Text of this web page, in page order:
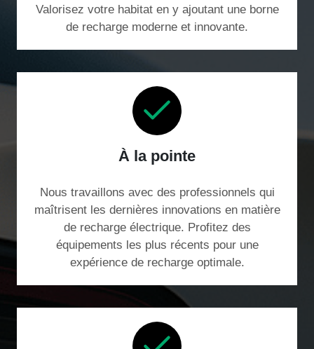
Valorisez votre habitat en y ajoutant une borne
de recharge moderne et innovante.
À la pointe
Nous travaillons avec des professionnels qui
maîtrisent les dernières innovations en matière
de recharge électrique. Profitez des
équipements les plus récents pour une
expérience de recharge optimale.